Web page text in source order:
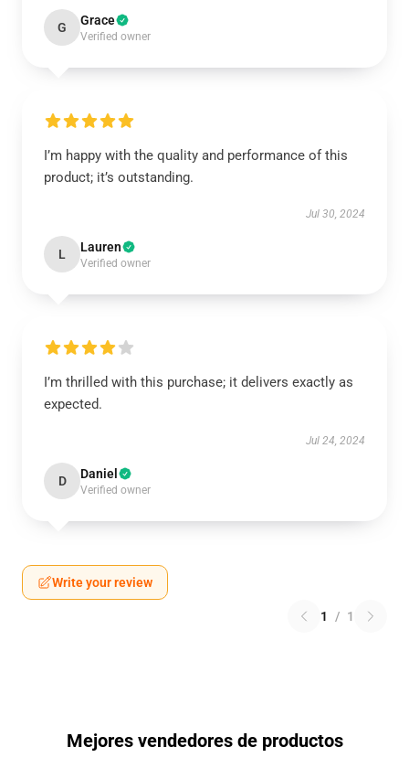
G Grace
Verified owner
I’m happy with the quality and performance of this
product; it’s outstanding.
Jul 30, 2024
L Lauren
Verified owner
I’m thrilled with this purchase; it delivers exactly as
expected.
Jul 24, 2024
D Daniel
Verified owner
Write your review
1 / 1
Mejores vendedores de productos